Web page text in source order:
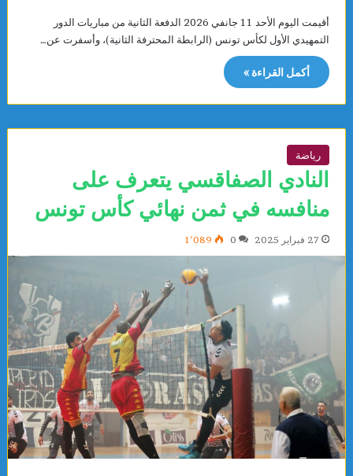
أقيمت اليوم الأحد 11 جانفي 2026 الدفعة الثانية من مباريات الدور
التمهيدي الأول لكأس تونس (الرابطة المحترفة الثانية)، وأسفرت عن…
أكمل القراءة »
رياضة
النادي الصفاقسي يتعرف على
منافسه في ثمن نهائي كأس تونس
27 فبراير 2025 0 1٬089